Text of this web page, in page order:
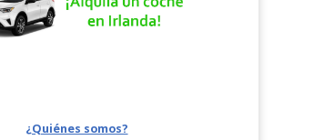
¿Quiénes somos?